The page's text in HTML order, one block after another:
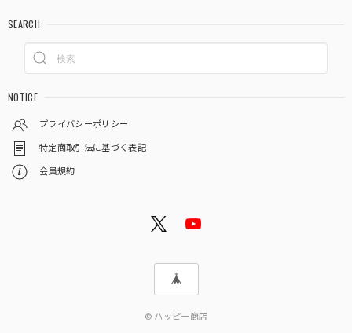
SEARCH
NOTICE
プライバシーポリシー
特定商取引法に基づく表記
会員規約
© ハッピー商店